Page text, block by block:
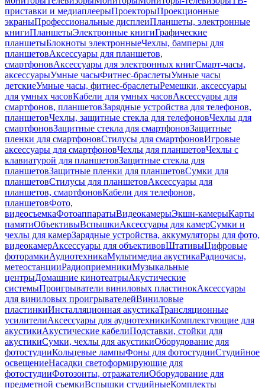
приставки и медиаплеерыПроекторыПроекционные
экраныПрофессиональные дисплеиПланшеты, электронные
книгиПланшетыЭлектронные книгиГрафические
планшетыБлокноты электронныеЧехлы, бамперы для
планшетовАксессуары для планшетов,
смартфоновАксессуары для электронных книгСмарт-часы,
аксессуарыУмные часыФитнес-браслетыУмные часы
детскиеУмные часы, фитнес-браслетыРемешки, аксессуары
для умных часовКабели для умных часовАксессуары для
смартфонов, планшетовЗарядные устройства для телефонов,
планшетовЧехлы, защитные стекла для телефоновЧехлы для
смартфоновЗащитные стекла для смартфоновЗащитные
пленки для смартфоновСтилусы для смартфоновИгровые
аксессуары для смартфоновЧехлы для планшетовЧехлы с
клавиатурой для планшетовЗащитные стекла для
планшетовЗащитные пленки для планшетовСумки для
планшетовСтилусы для планшетовАксессуары для
планшетов, смартфоновКабели для телефонов,
планшетовФото,
видеосъемкаФотоаппаратыВидеокамерыЭкшн-камерыКарты
памятиОбъективыВспышкиАксессуары для камерСумки и
чехлы для камерЗарядные устройства, аккумуляторы для фото,
видеокамерАксессуары для объективовШтативыЦифровые
фоторамкиАудиотехникаМультимедиа акустикаРадиочасы,
метеостанцииРадиоприемникиМузыкальные
центрыДомашние кинотеатрыАкустические
системыПроигрыватели виниловых пластинокАксессуары
для виниловых проигрывателейВиниловые
пластинкиИнсталляционная акустикаТрансляционные
усилителиАксессуары для аудиотехникиКомплектующие для
акустикиАкустические кабелиПодставки, стойки для
акустикиСумки, чехлы для акустикиОборудование для
фотостудииКольцевые лампыФоны для фотостудииСтудийное
освещениеНасадки светоформирующие для
фотостудииФотозонты, отражателиОборудование для
предметной съемкиВспышки студийныеКомплекты